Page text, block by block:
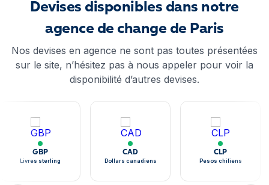
Devises disponibles dans notre
agence de change de Paris
Nos devises en agence ne sont pas toutes présentées
sur le site, n’hésitez pas à nous appeler pour voir la
disponibilité d’autres devises.
GBP
Livres sterling
CAD
Dollars canadiens
CLP
Pesos chiliens